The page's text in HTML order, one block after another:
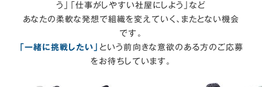
う」「仕事がしやすい社屋にしよう」など
あなたの柔軟な発想で組織を変えていく、またとない機会
です。
「一緒に挑戦したい」 という前向きな意欲のある方のご応募
をお待ちしています。